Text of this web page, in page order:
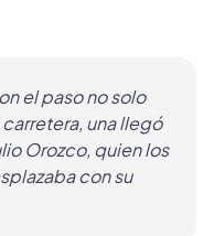
el paso no solo
una llegó
Orozco, quien los
con su